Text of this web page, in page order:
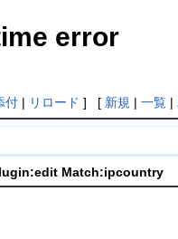
error
付| リロード ] [ 新規 | 一覧|
Match:ipcountry